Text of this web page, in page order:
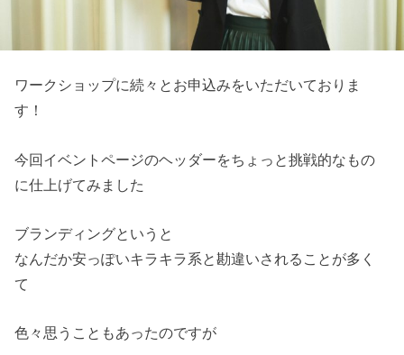
ワークショップに続々とお申込みをいただいておりま
す！
今回イベントページのヘッダーをちょっと挑戦的なもの
に仕上げてみました
ブランディングというと
なんだか安っぽいキラキラ系と勘違いされることが多く
て
色々思うこともあったのですが